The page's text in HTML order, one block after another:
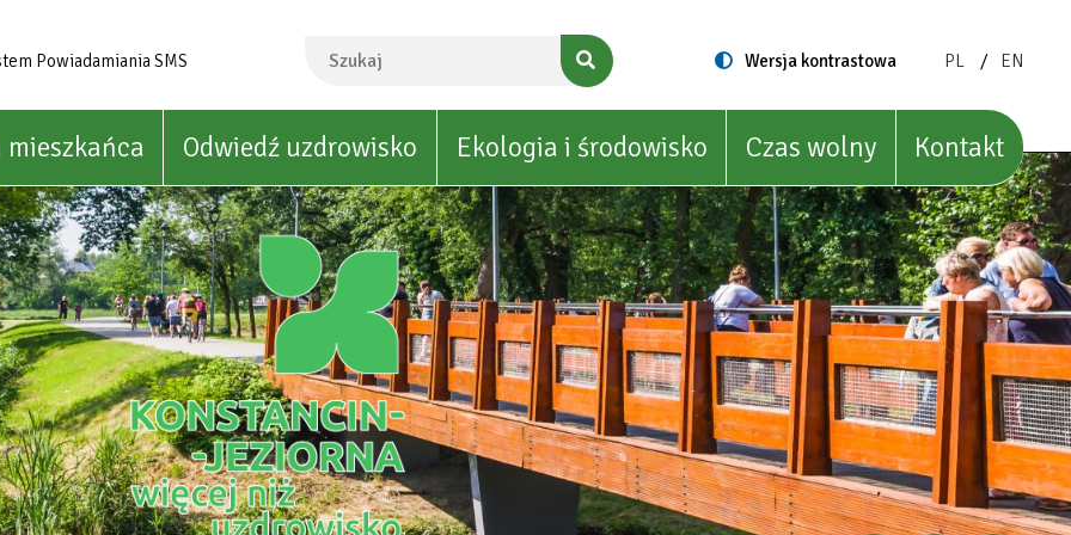
Powiadamiania SMS
Switch
Wersja kontrastowa
ZMIEŃ
POLISH
PL
ZMIEŃ
ENGLISH
EN
mieszkańca Odwiedź uzdrowisko Ekologia i środowisko Czas wolny Kontakt